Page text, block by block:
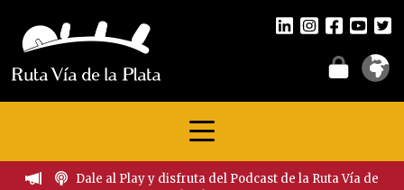
Dale al Play y disfruta del Podcast de la Ruta Vía de